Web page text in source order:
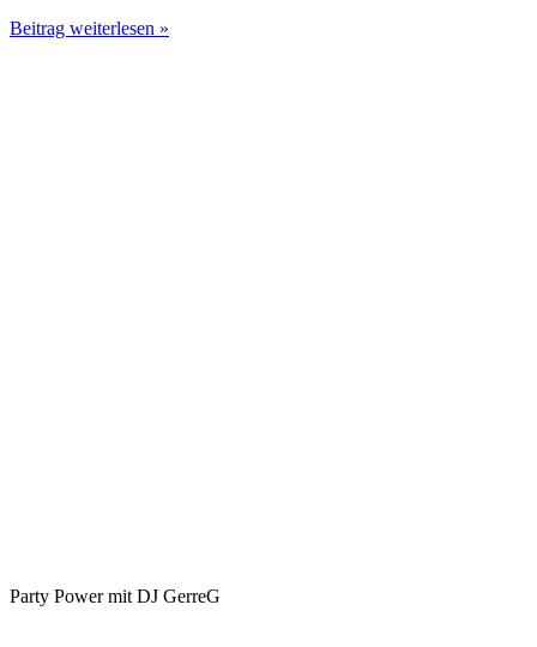
DJ
Beitrag weiterlesen »
Party Power mit DJ GerreG